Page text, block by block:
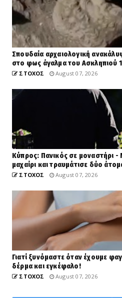
Σπουδαία αρχαιολογική
στο φως άγαλμα του Ασκληπιού
ΣΤΟΧΟΣ August 07, 2026
Κύπρος: Πανικός σε μοναστήρι -
μαχαίρι και τραυμάτισε δύο
ΣΤΟΧΟΣ August 07, 2026
Γιατί ξυνόμαστε όταν έχουμε
δέρμα και εγκέφαλο!
ΣΤΟΧΟΣ August 07, 2026